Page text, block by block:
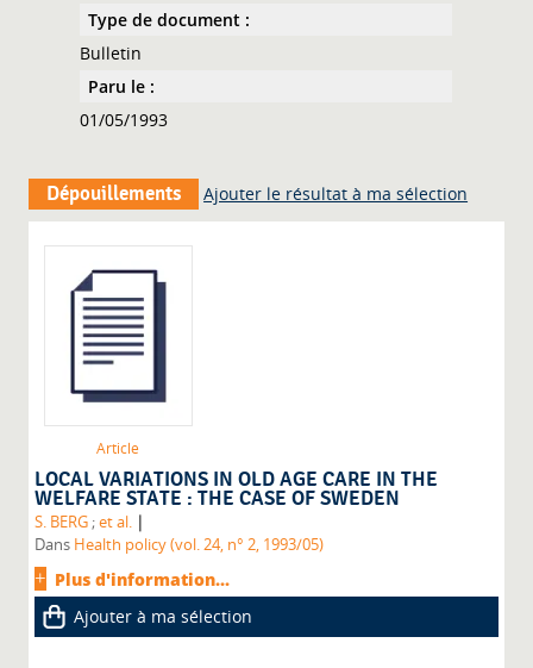
Type de document :
Bulletin
Paru le :
01/05/1993
Dépouillements Ajouter le résultat à ma sélection
Article
LOCAL VARIATIONS IN OLD AGE CARE IN THE
WELFARE STATE : THE CASE OF SWEDEN
S. BERG ;et al. |
Dans Health policy (vol. 24, n° 2, 1993/05)
Plus d'information...
Ajouter à ma sélection